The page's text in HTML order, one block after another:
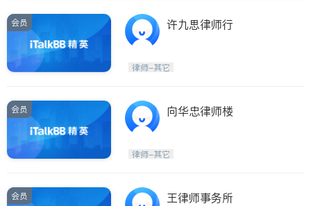
会员 许九思律师行
律师-其它
会员 向华忠律师楼
律师-其它
会员 王律师事务所